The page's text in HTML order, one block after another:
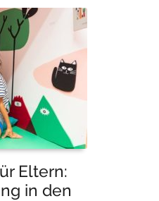
Eltern:
in den